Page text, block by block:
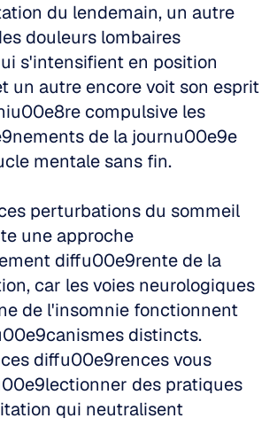
du lendemain, un autre
douleurs lombaires
s'intensifient en position
un autre encore voit son esprit
compulsive les
de la journu00e9e
mentale sans fin.
perturbations du sommeil
une approche
diffu00e9rente de la
car les voies neurologiques
de l'insomnie fonctionnent
distincts.
diffu00e9rences vous
des pratiques
qui neutralisent